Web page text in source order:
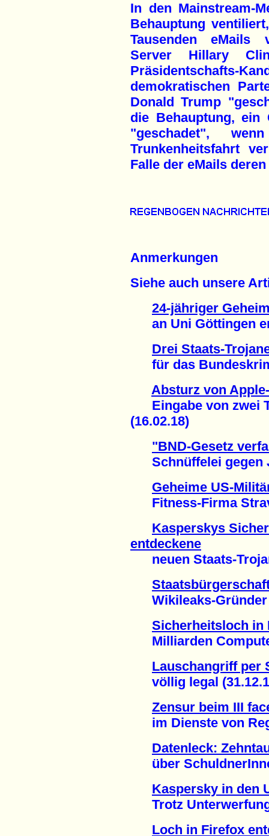
In den Mainstream-
Behauptung
Tausenden eMails
Server Hillary
Präsidentschafts-
demokratischen
Donald Trump
die Behauptung, ein
"geschadet",
Trunkenheitsfahrt
Falle der eMails
Anmerkungen
Siehe auch unsere
24-jähriger
an Uni Göttingen
Drei Staats-
für das
Absturz von
Eingabe von zwei
(16.02.18)
"BND-Gesetz
Schnüffelei gegen
Geheime US-
Fitness-Firma
Kasperskys
entdeckene
neuen Staats-
Wikileaks-Gründer
Sicherheitsloch in
Milliarden
Lauschangriff per
völlig legal
Zensur beim III
im Dienste von
Datenleck:
über
Kaspersky in den
Trotz Unterwerfung
Loch in Firefox